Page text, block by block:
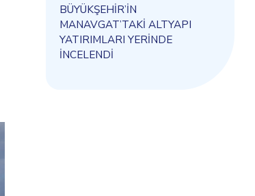
BÜYÜKŞEHİR’İN
MANAVGAT’TAKİ ALTYAPI
YATIRIMLARI YERİNDE
İNCELENDİ